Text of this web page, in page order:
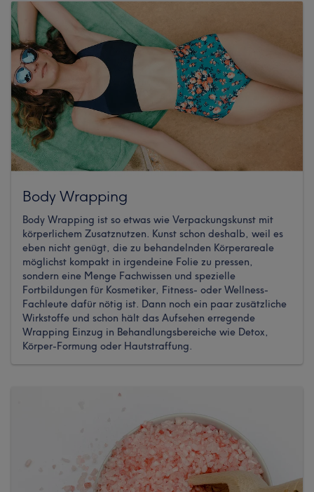
Body Wrapping
Body Wrapping ist so etwas wie Verpackungskunst mit
körperlichem Zusatznutzen. Kunst schon deshalb, weil es
eben nicht genügt, die zu behandelnden Körperareale
möglichst kompakt in irgendeine Folie zu pressen,
sondern eine Menge Fachwissen und spezielle
Fortbildungen für Kosmetiker, Fitness- oder Wellness-
Fachleute dafür nötig ist. Dann noch ein paar zusätzliche
Wirkstoffe und schon hält das Aufsehen erregende
Wrapping Einzug in Behandlungsbereiche wie Detox,
Körper-Formung oder Hautstraffung.